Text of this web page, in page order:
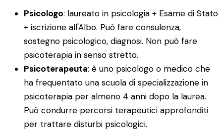
Psicologo: laureato in psicologia + Esame di Stato
+ iscrizione all'Albo. Può fare consulenza,
sostegno psicologico, diagnosi. Non può fare
psicoterapia in senso stretto.
Psicoterapeuta: è uno psicologo o medico che
ha frequentato una scuola di specializzazione in
psicoterapia per almeno 4 anni dopo la laurea.
Può condurre percorsi terapeutici approfonditi
per trattare disturbi psicologici.